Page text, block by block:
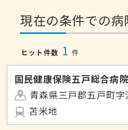
現在の条件での
ヒット件数 1 件
国民健康保険五戸総合病院
青森県三戸郡五戸町
苫米地